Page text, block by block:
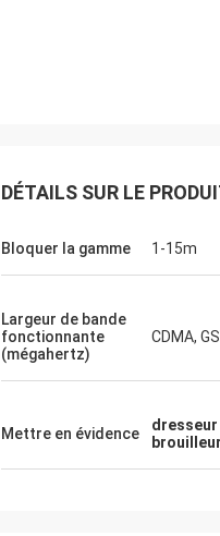
Le Lance-Canada
DÉTAILS SUR LE
Bloquer la gamme 1-15m
Largeur de bande
fonctionnante
(mégahertz)
CDMA,
Mettre en évidence